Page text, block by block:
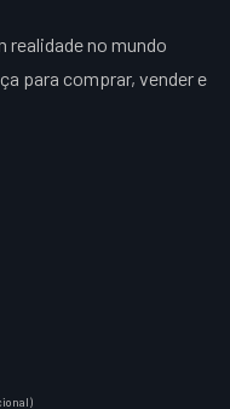
realidade no mundo
para comprar, vender e